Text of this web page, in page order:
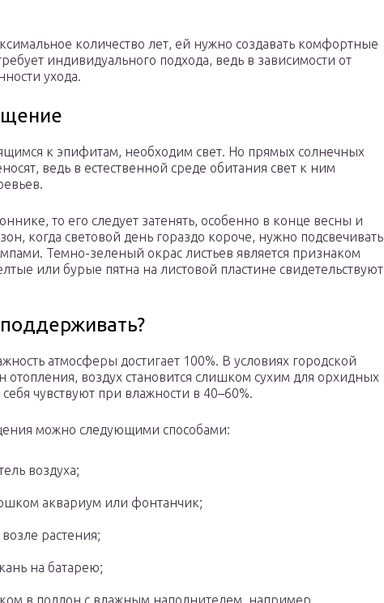
количество лет, ей нужно создавать комфортные
индивидуального подхода, ведь в зависимости от
ухода.
к эпифитам, необходим свет. Но прямых солнечных
ведь в естественной среде обитания свет к ним
то его следует затенять, особенно в конце весны и
когда световой день гораздо короче, нужно подсвечивать
Темно-зеленый окрас листьев является признаком
или бурые пятна на листовой пластине свидетельствуют
атмосферы достигает 100%. В условиях городской
отопления, воздух становится слишком сухим для орхидных
чувствуют при влажности в 40–60%.
можно следующими способами:
воздуха;
аквариум или фонтанчик;
растения;
на батарею;
в поддон с влажным наполнителем, например,